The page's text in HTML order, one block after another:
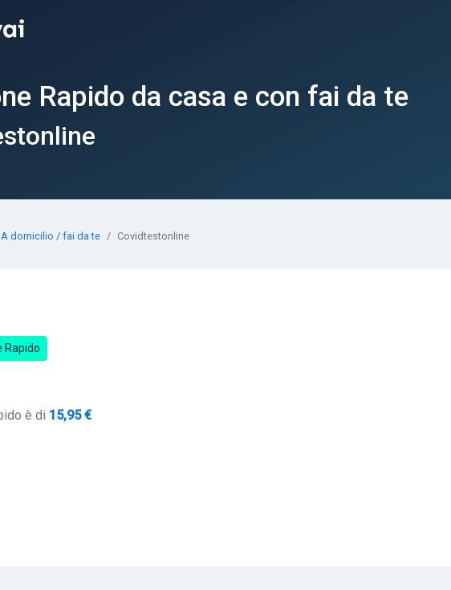
Rapido da casa e con fai da te
A domicilio / fai da te Covidtestonline
Rapido
è di 15,95 €